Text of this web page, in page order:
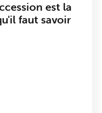
est la
faut savoir